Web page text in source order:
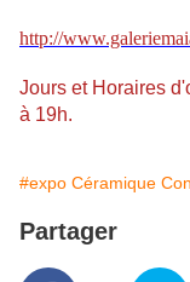
http://
Jours et Horaires
à 19h.
#expo Céramique
Partager